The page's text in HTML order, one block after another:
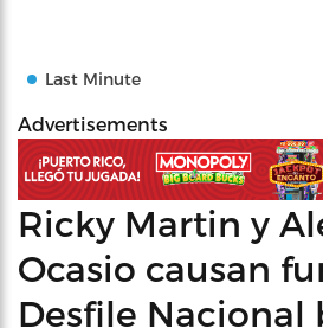
Last Minute
Advertisements
Ricky Martin y
Ocasio causan
Desfile Nacional